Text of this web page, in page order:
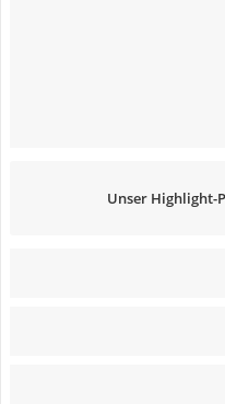
Unser